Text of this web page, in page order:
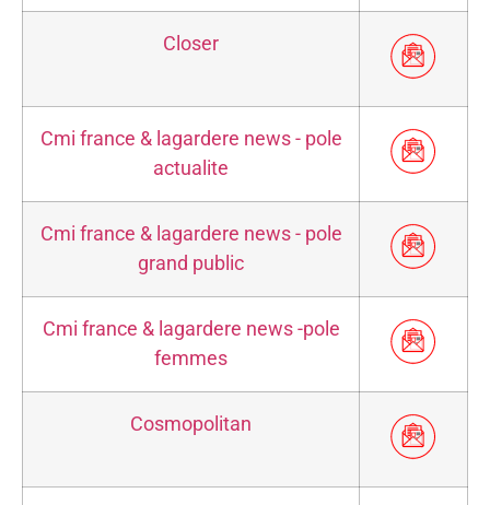
Closer
Cmi france & lagardere news - pole
actualite
Cmi france & lagardere news - pole
grand public
Cmi france & lagardere news -pole
femmes
Cosmopolitan